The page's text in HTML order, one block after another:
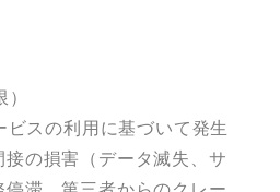
ビスの利用に基づいて発生
接の損害（データ滅失、サ